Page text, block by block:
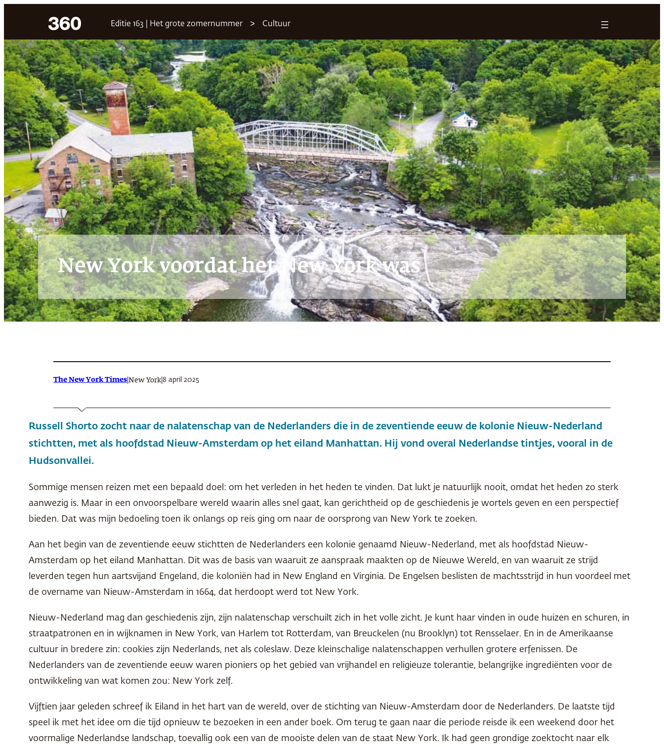
de
inhoud
Editie 163 | Het grote zomernummer Cultuur
New York voordat het New York was
The New York Times New York 8 april 2025
Russell Shorto zocht naar de nalatenschap van de Nederlanders die in de zeventiende eeuw de kolonie Nieuw-Nederland
stichtten, met als hoofdstad Nieuw-Amsterdam op het eiland Manhattan. Hij vond overal Nederlandse tintjes, vooral in de
Hudsonvallei.
Sommige mensen reizen met een bepaald doel: om het verleden in het heden te vinden. Dat lukt je natuurlijk nooit, omdat het heden zo sterk
aanwezig is. Maar in een onvoorspelbare wereld waarin alles snel gaat, kan gerichtheid op de geschiedenis je wortels geven en een perspectief
bieden. Dat was mijn bedoeling toen ik onlangs op reis ging om naar de oorsprong van New York te zoeken.
Aan het begin van de zeventiende eeuw stichtten de Nederlanders een kolonie genaamd Nieuw-Nederland, met als hoofdstad Nieuw-
Amsterdam op het eiland Manhattan. Dit was de basis van waaruit ze aanspraak maakten op de Nieuwe Wereld, en van waaruit ze strijd
leverden tegen hun aartsvijand Engeland, die koloniën had in New England en Virginia. De Engelsen beslisten de machtsstrijd in hun voordeel met
de overname van Nieuw-Amsterdam in 1664, dat herdoopt werd tot New York.
Nieuw-Nederland mag dan geschiedenis zijn, zijn nalatenschap verschuilt zich in het volle zicht. Je kunt haar vinden in oude huizen en schuren, in
straatpatronen en in wijknamen in New York, van Harlem tot Rotterdam, van Breuckelen (nu Brooklyn) tot Rensselaer. En in de Amerikaanse
cultuur in bredere zin: cookies zijn Nederlands, net als coleslaw. Deze kleinschalige nalatenschappen verhullen grotere erfenissen. De
Nederlanders van de zeventiende eeuw waren pioniers op het gebied van vrijhandel en religieuze tolerantie, belangrijke ingrediënten voor de
ontwikkeling van wat komen zou: New York zelf.
Vijftien jaar geleden schreef ik Eiland in het hart van de wereld, over de stichting van Nieuw-Amsterdam door de Nederlanders. De laatste tijd
speel ik met het idee om die tijd opnieuw te bezoeken in een ander boek. Om terug te gaan naar die periode reisde ik een weekend door het
voormalige Nederlandse landschap, toevallig ook een van de mooiste delen van de staat New York. Ik had geen grondige zoektocht naar elk